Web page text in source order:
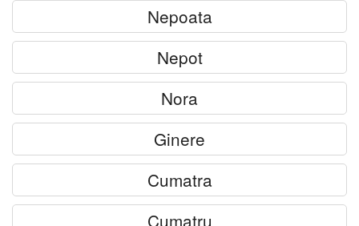
Nepoata
Nepot
Nora
Ginere
Cumatra
Cumatru